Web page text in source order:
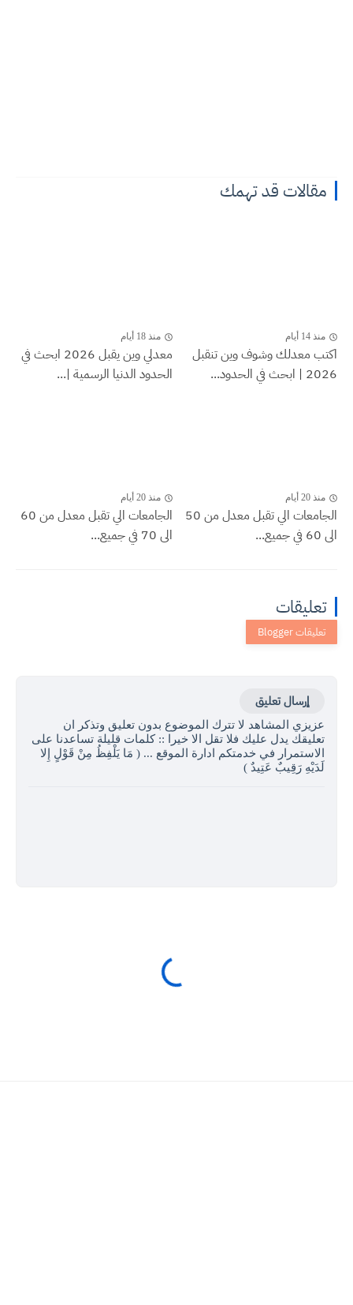
مقالات قد تهمك
منذ 14 أيام
اكتب معدلك وشوف وين تنقبل
2026 | ابحث في الحدود...
منذ 18 أيام
معدلي وين يقبل 2026 ابحث في
الحدود الدنيا الرسمية |...
منذ 20 أيام
الجامعات الي تقبل معدل من 50
الى 60 في جميع...
منذ 20 أيام
الجامعات الي تقبل معدل من 60
الى 70 في جميع...
تعليقات
إرسال تعليق
عزيزي المشاهد لا تترك الموضوع بدون تعليق وتذكر ان
تعليقك يدل عليك فلا تقل الا خيرا :: كلمات قليلة تساعدنا على
الاستمرار في خدمتكم ادارة الموقع ... ( مَا يَلْفِظُ مِنْ قَوْلٍ إِلا
لَدَيْهِ رَقِيبٌ عَتِيدٌ )